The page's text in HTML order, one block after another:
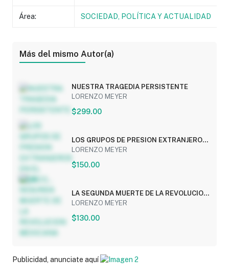
Área: SOCIEDAD, POLÍTICA Y ACTUALIDAD
Más del mismo Autor(a)
NUESTRA TRAGEDIA PERSISTENTE
LORENZO MEYER
$299.00
LOS GRUPOS DE PRESION EXTRANJEROS
EN EL MEXICO...
LORENZO MEYER
$150.00
LA SEGUNDA MUERTE DE LA REVOLUCION
MEXICANA
LORENZO MEYER
$130.00
Publicidad, anunciate aquí